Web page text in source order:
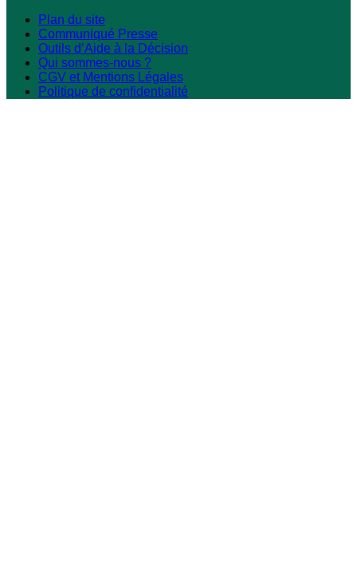
Plan du site
Communiqué Presse
Outils d’Aide à la Décision
Qui sommes-nous ?
CGV et Mentions Légales
Politique de confidentialité